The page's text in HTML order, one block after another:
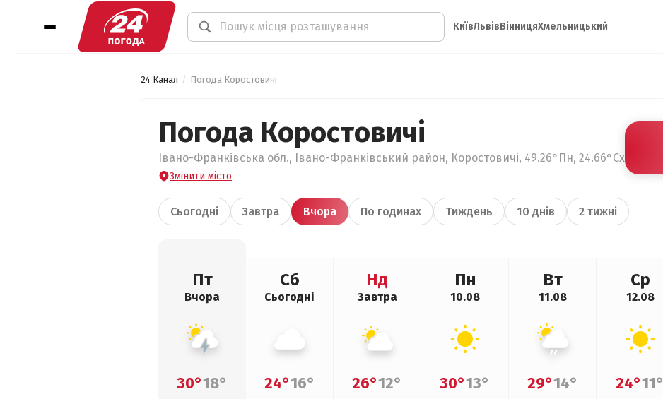
КиївЛьвівВінницяХмельницький
24 Канал Погода Коростовичі
Погода Коростовичі
Івано-Франківська обл., Івано-Франківський район, Коростовичі, 49.26°Пн, 24.66°Сх
Змінити місто
Сьогодні Завтра Вчора По годинах Тиждень 10 днів 2 тижні
Пт
Вчора
30°18°
Сб
Сьогодні
24°16°
Нд
Завтра
26°12°
Пн
10.08
30°13°
Вт
11.08
29°14°
Ср
12.08
24°11°